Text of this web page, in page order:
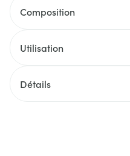
Composition
Utilisation
Détails